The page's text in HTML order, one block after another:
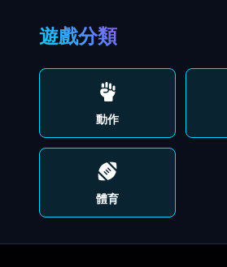
遊戲分類
動作
體育